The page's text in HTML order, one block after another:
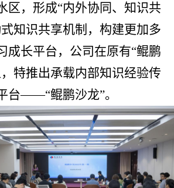
区，形成“内外协同、知识共
知识共享机制，构建更加多
成长平台，公司在原有“鲲鹏
特推出承载内部知识经验传
台——“鲲鹏沙龙”。